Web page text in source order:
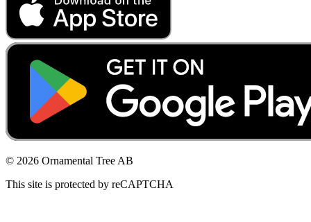
© 2026 Ornamental Tree AB
This site is protected by reCAPTCHA